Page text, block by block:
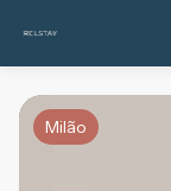
Milão